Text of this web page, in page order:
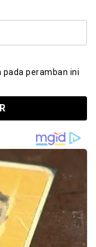
pada peramban ini